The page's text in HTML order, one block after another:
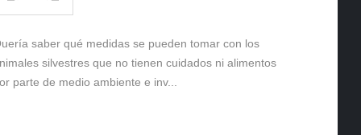
saber qué medidas se pueden tomar con los
silvestres que no tienen cuidados ni alimentos
parte de medio ambiente e inv...